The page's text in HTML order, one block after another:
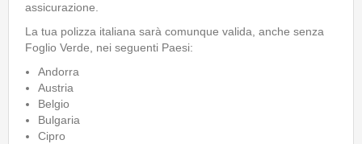
assicurazione.
La tua polizza italiana sarà comunque valida, anche senza
Foglio Verde, nei seguenti Paesi:
Andorra
Austria
Belgio
Bulgaria
Cipro